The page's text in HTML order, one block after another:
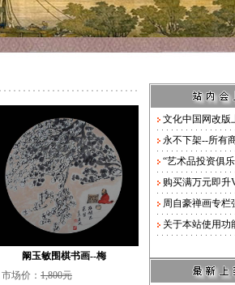
阚玉敏围棋书画--梅
市场价： 1,800元
文化中国网改版
永不下架--所有
“艺术品投资俱
购买满万元即升
周自豪禅画专栏
关于本站使用功